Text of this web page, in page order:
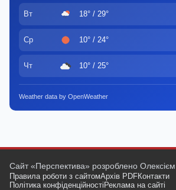
Вт 18° / 29°
Ср 10° / 24°
Чт 10° / 25°
Weather data by OpenWeather
Сайт «Перспектива» розроблено Олексієм
Правила роботи з сайтомАрхів PDFКонтакти
Політика конфіденційності Реклама на сайті